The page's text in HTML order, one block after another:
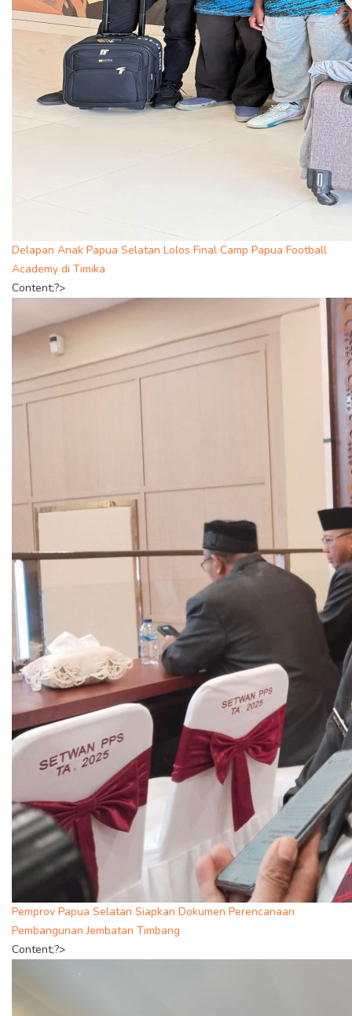
Delapan Anak Papua Selatan Lolos Final Camp Papua Football
Academy di Timika
Content;?>
Pemprov Papua Selatan Siapkan Dokumen Perencanaan
Pembangunan Jembatan Timbang
Content;?>